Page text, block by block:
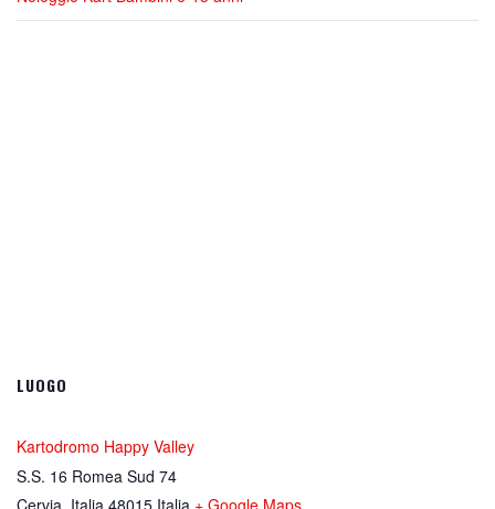
LUOGO
Kartodromo Happy Valley
S.S. 16 Romea Sud 74
Cervia, Italia 48015 Italia + Google Maps